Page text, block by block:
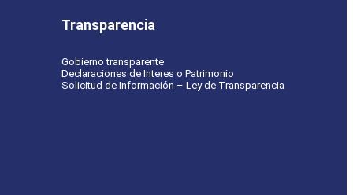
Transparencia
Gobierno transparente
Declaraciones de Interes o Patrimonio
Solicitud de Información – Ley de Transparencia